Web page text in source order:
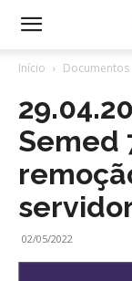
Início Documentos
Semed
02/05/2022